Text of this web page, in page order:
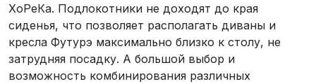
ХоРеКа. Подлокотники не доходят до края
сиденья, что позволяет располагать диваны и
кресла Футурэ максимально близко к столу, не
затрудняя посадку. А большой выбор и
возможность комбинирования различных